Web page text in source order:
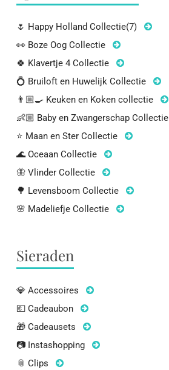
🌷 Happy Holland Collectie(7)
👀 Boze Oog Collectie
🍀 Klavertje 4 Collectie
💍 Bruiloft en Huwelijk Collectie
👨🏼‍🍳 Keuken en Koken collectie
👶🏼 Baby en Zwangerschap Collectie
⭐ Maan en Ster Collectie
🌊 Oceaan Collectie
🦋 Vlinder Collectie
🌳 Levensboom Collectie
🌸 Madeliefje Collectie
Sieraden
💎 Accessoires
💶 Cadeaubon
🎁 Cadeausets
📷 Instashopping
📎 Clips